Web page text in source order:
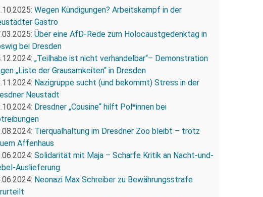
Wegen Kündigungen? Arbeitskampf in der
Gastro
Über eine AfD-Rede zum Holocaustgedenktag in
bei Dresden
„Teilhabe ist nicht verhandelbar“– Demonstration
„Liste der Grausamkeiten“ in Dresden
Nazigruppe sucht (und bekommt) Stress in der
Neustadt
Dresdner „Cousine“ hilft Pol*innen bei
Tierqualhaltung im Dresdner Zoo bleibt – trotz
Affenhaus
Solidarität mit Maja – Scharfe Kritik an Nacht-und-
Auslieferung
Neonazi Max Schreiber zu Bewährungsstrafe